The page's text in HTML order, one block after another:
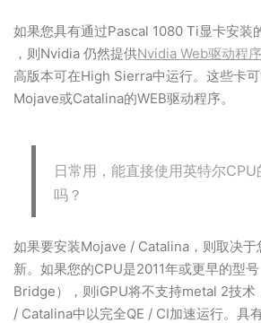
如果您具有通过Pascal 1080 Ti显卡安装
，则Nvidia 仍然提供Nvidia Web驱动程序
高版本可在High Sierra中运行。这些卡
Mojave或Catalina的WEB驱动程序。
日常用，能直接使用英特尔CPU
吗？
如果要安装Mojave / Catalina，则取决
新。如果您的CPU是2011年或更早的型
Bridge），则iGPU将不支持metal 2技术
/ Catalina中以完全QE / CI加速运行。具